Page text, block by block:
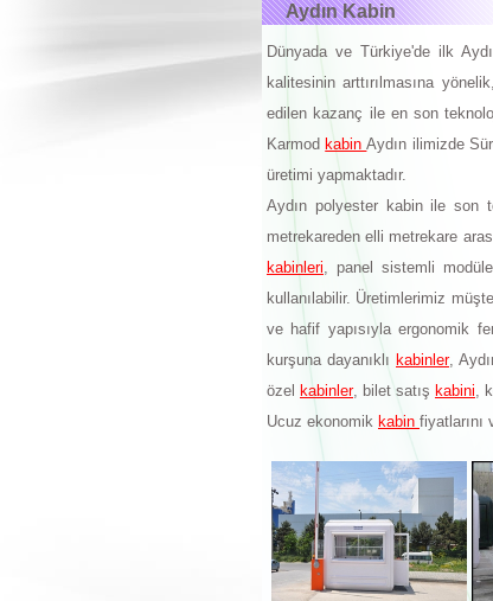
Aydın Kabin
Dünyada ve Türkiye'de ilk
kalitesinin arttırılmasına
edilen kazanç ile en son
Karmod kabinAydın ilimizde
üretimi yapmaktadır.
Aydın polyester kabin ile son
metrekareden elli metrekare
kabinleri, panel sistemli
kullanılabilir. Üretimlerimiz
ve hafif yapısıyla ergonomik
kurşuna dayanıklı kabinler,
özel kabinler, bilet satış kabini,
Ucuz ekonomik kabin fiyatlarını